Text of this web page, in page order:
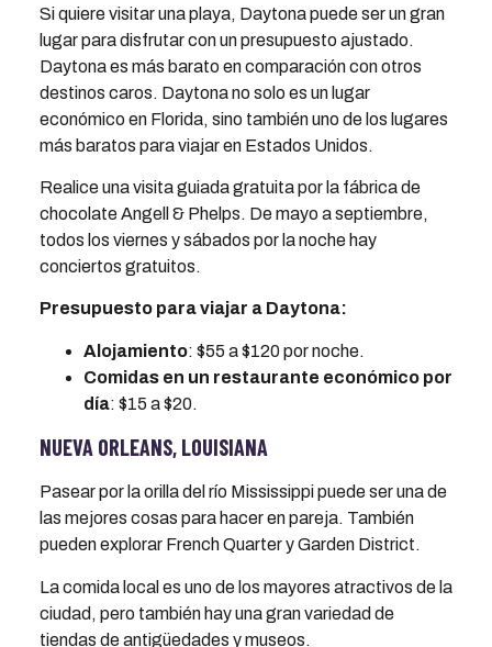
Si quiere visitar una playa, Daytona puede ser un gran
lugar para disfrutar con un presupuesto ajustado.
Daytona es más barato en comparación con otros
destinos caros. Daytona no solo es un lugar
económico en Florida, sino también uno de los lugares
más baratos para viajar en Estados Unidos.
Realice una visita guiada gratuita por la fábrica de
chocolate Angell & Phelps. De mayo a septiembre,
todos los viernes y sábados por la noche hay
conciertos gratuitos.
Presupuesto para viajar a Daytona:
Alojamiento: $55 a $120 por noche.
Comidas en un restaurante económico por
día: $15 a $20.
NUEVA ORLEANS, LOUISIANA
Pasear por la orilla del río Mississippi puede ser una de
las mejores cosas para hacer en pareja. También
pueden explorar French Quarter y Garden District.
La comida local es uno de los mayores atractivos de la
ciudad, pero también hay una gran variedad de
tiendas de antigüedades y museos.